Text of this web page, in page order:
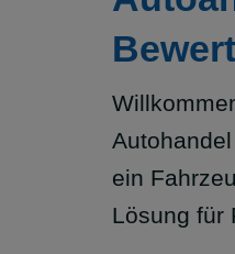
ein
Lösung für